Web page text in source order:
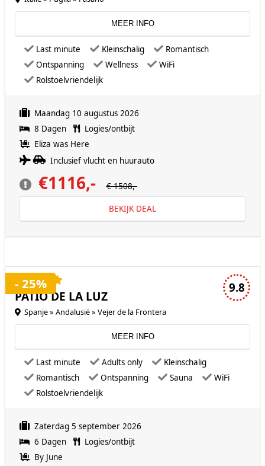
MEER INFO
Last minute Kleinschalig
Romantisch
Ontspanning
Wellness
WiFi
Rolstoelvriendelijk
Maandag 10 augustus 2026
8 Dagen
Logies/ontbijt
Eliza was Here
Inclusief vlucht en huurauto
€1116,- € 1508,-
BEKIJK DEAL
9.8
PATIO DE LA LUZ
Spanje » Andalusië » Vejer de la Frontera
MEER INFO
Last minute Adults only
Kleinschalig
Romantisch
Ontspanning Sauna
WiFi
Rolstoelvriendelijk
Zaterdag 5 september 2026
6 Dagen
Logies/ontbijt
By June
- 25%